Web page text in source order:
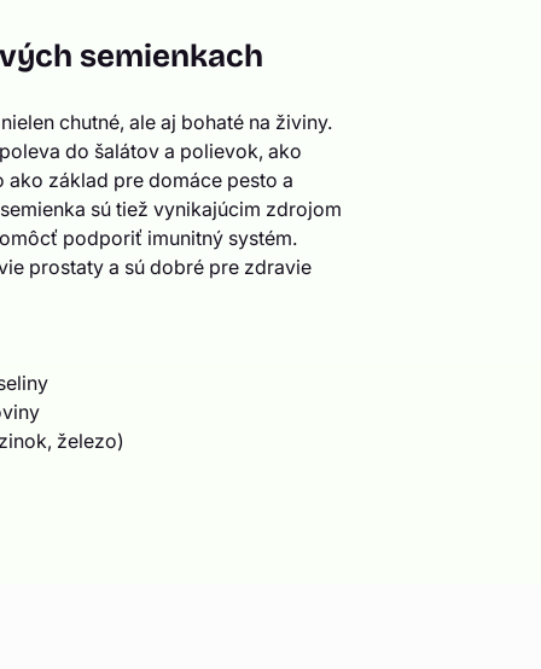
semienkach
chutné, ale aj bohaté na živiny.
do šalátov a polievok, ako
základ pre domáce pesto a
sú tiež vynikajúcim zdrojom
podporiť imunitný systém.
prostaty a sú dobré pre zdravie
železo)